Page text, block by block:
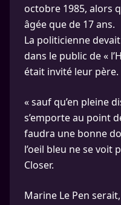
octobre 1985, alors
âgée que de 17 ans.
La politicienne
dans le public de «
était invité leur père.
« sauf qu’en pleine
s’emporte au point
faudra une bonne
l’oeil bleu ne se voit
Closer.
Marine Le Pen